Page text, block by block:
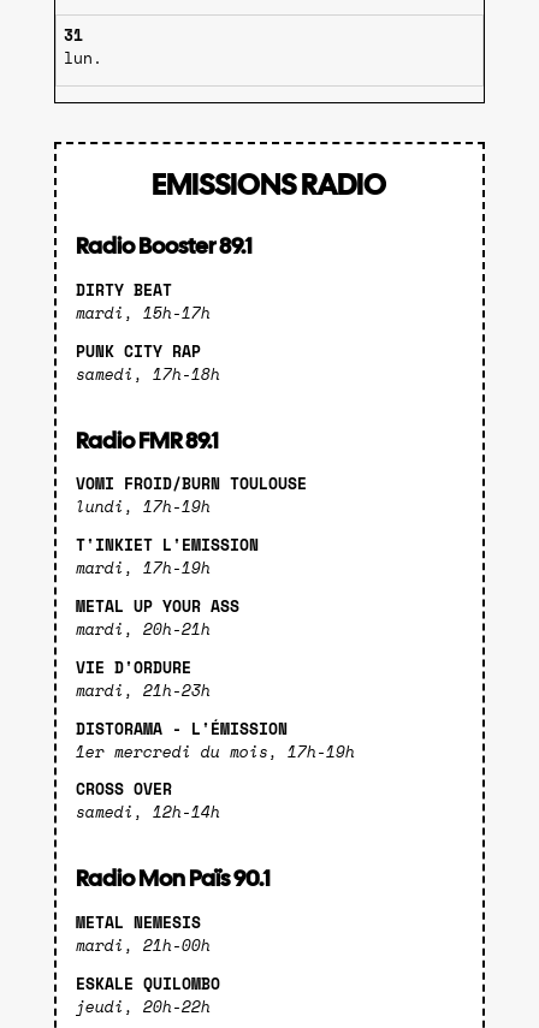
31
lun.
EMISSIONS RADIO
Radio Booster 89.1
DIRTY BEAT
mardi, 15h-17h
PUNK CITY RAP
samedi, 17h-18h
Radio FMR 89.1
VOMI FROID/BURN TOULOUSE
lundi, 17h-19h
T'INKIET L'EMISSION
mardi, 17h-19h
METAL UP YOUR ASS
mardi, 20h-21h
VIE D'ORDURE
mardi, 21h-23h
DISTORAMA - L'ÉMISSION
1er mercredi du mois, 17h-19h
CROSS OVER
samedi, 12h-14h
Radio Mon Païs 90.1
METAL NEMESIS
mardi, 21h-00h
ESKALE QUILOMBO
jeudi, 20h-22h